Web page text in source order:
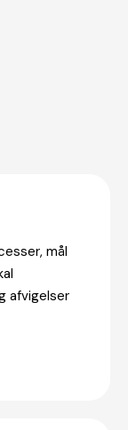
mål
afvigelser